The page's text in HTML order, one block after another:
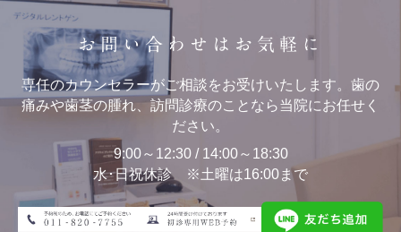
お問い合わせはお気軽に
専任のカウンセラーがご相談をお受けいたします。歯の
痛みや歯茎の腫れ、訪問診療のことなら当院にお任せく
ださい。
9:00～12:30 / 14:00～18:30
水･日祝休診 ※土曜は16:00まで